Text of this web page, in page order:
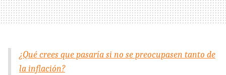
¿Qué crees que pasaría si no se preocupasen tanto de
la inflación?